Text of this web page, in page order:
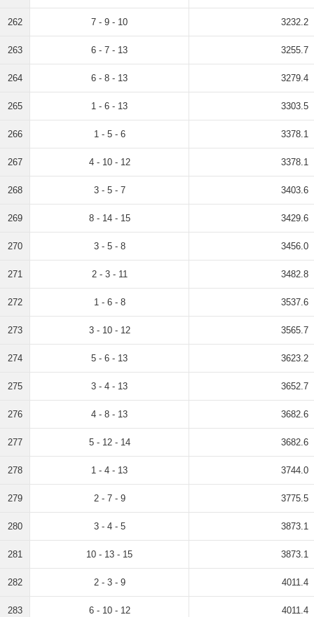
262 7 - 9 - 10 3232.2
263 6 - 7 - 13 3255.7
264 6 - 8 - 13 3279.4
265 1 - 6 - 13 3303.5
266 1 - 5 - 6 3378.1
267 4 - 10 - 12 3378.1
268 3 - 5 - 7 3403.6
269 8 - 14 - 15 3429.6
270 3 - 5 - 8 3456.0
271 2 - 3 - 11 3482.8
272 1 - 6 - 8 3537.6
273 3 - 10 - 12 3565.7
274 5 - 6 - 13 3623.2
275 3 - 4 - 13 3652.7
276 4 - 8 - 13 3682.6
277 5 - 12 - 14 3682.6
278 1 - 4 - 13 3744.0
279 2 - 7 - 9 3775.5
280 3 - 4 - 5 3873.1
281 10 - 13 - 15 3873.1
282 2 - 3 - 9 4011.4
283 6 - 10 - 12 4011.4